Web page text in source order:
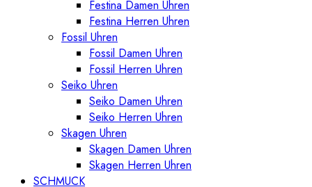
Festina Damen Uhren
Festina Herren Uhren
Fossil Uhren
Fossil Damen Uhren
Fossil Herren Uhren
Seiko Uhren
Seiko Damen Uhren
Seiko Herren Uhren
Skagen Uhren
Skagen Damen Uhren
Skagen Herren Uhren
SCHMUCK